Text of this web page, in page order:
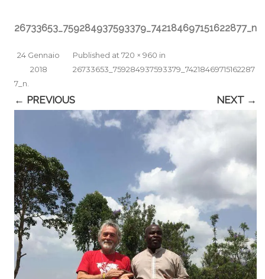
26733653_759284937593379_742184697151622877_n
Published
24 Gennaio
2018
at 720 × 960 in
26733653_759284937593379_74218469715162287
7_n
← PREVIOUS NEXT →